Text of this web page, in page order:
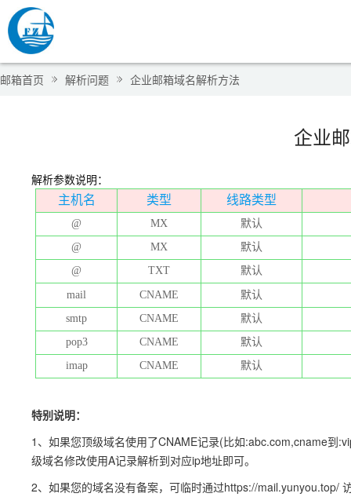
邮箱首页 解析问题 企业邮箱域名解析方法
企业
解析参数说明：
主机名 类型 线路类型
@ MX
默认
@
MX
默认
@
TXT 默认
mail CNAME
默认
smtp
CNAME
默认
pop3
CNAME
默认
imap
CNAME 默认
特别说明：
1、如果您顶级域名使用了CNAME记录(比如:abc.com,cname到
级域名修改使用A记录解析到对应ip地址即可。
2、如果您的域名没有备案，可临时通过https://mail.yunyou.top/